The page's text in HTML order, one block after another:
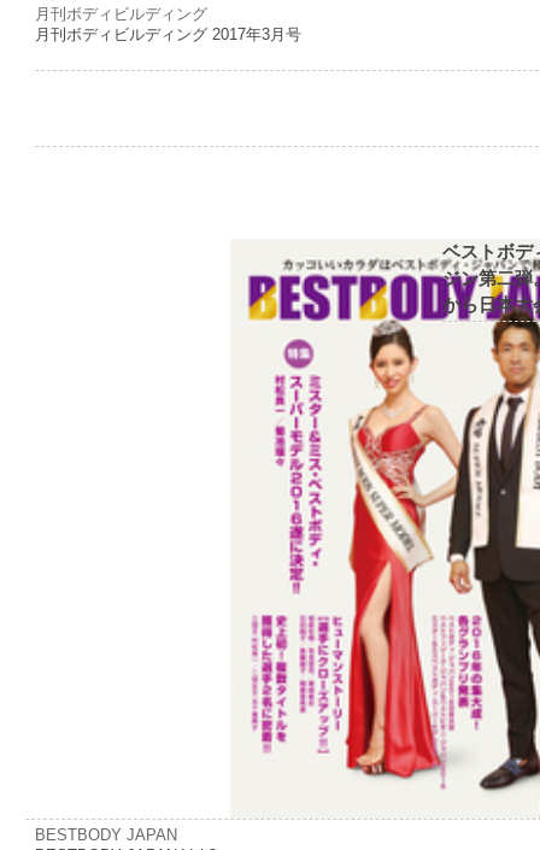
月刊ボディビルディング
月刊ボディビルディング 2017年3月号
ベストボデ
ジン第二弾
から日本大
BESTBODY JAPAN